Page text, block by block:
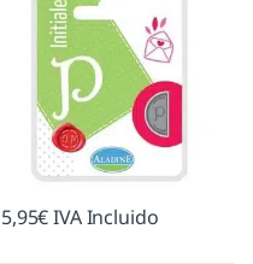
5,95€IVA Incluido